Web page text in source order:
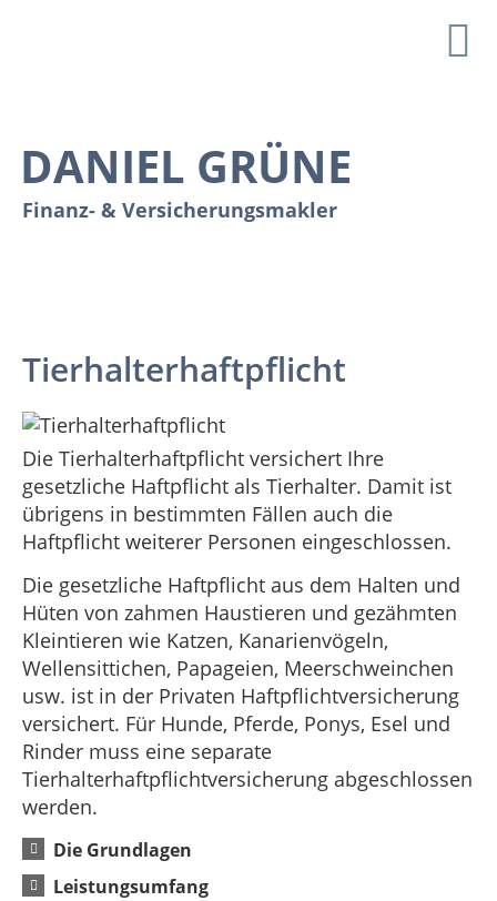
DANIEL GRÜNE
Finanz- & Versicherungsmakler
Tierhalterhaftpflicht
Die Tierhalterhaftpflicht versichert Ihre
gesetzliche Haftpflicht als Tierhalter. Damit ist
übrigens in bestimmten Fällen auch die
Haftpflicht weiterer Personen eingeschlossen.
Die gesetzliche Haftpflicht aus dem Halten und
Hüten von zahmen Haustieren und gezähmten
Kleintieren wie Katzen, Kanarienvögeln,
Wellensittichen, Papageien, Meerschweinchen
usw. ist in der Privaten Haftpflichtversicherung
versichert. Für Hunde, Pferde, Ponys, Esel und
Rinder muss eine separate
Tierhalterhaftpflichtversicherung abgeschlossen
werden.
Die Grundlagen
Leistungsumfang